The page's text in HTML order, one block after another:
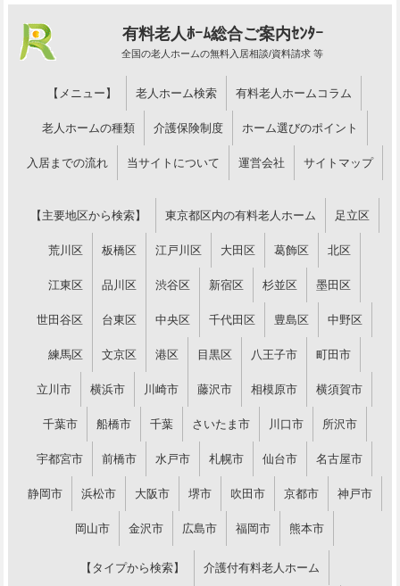
有料老人ﾎｰﾑ総合ご案内ｾﾝﾀｰ
全国の老人ホームの無料入居相談/資料請求 等
【メニュー】 老人ホーム検索 有料老人ホームコラム
老人ホームの種類 介護保険制度 ホーム選びのポイント
入居までの流れ 当サイトについて 運営会社 サイトマップ
【主要地区から検索】 東京都区内の有料老人ホーム 足立区
荒川区 板橋区 江戸川区 大田区 葛飾区 北区
江東区 品川区 渋谷区 新宿区 杉並区 墨田区
世田谷区 台東区 中央区 千代田区 豊島区 中野区
練馬区 文京区 港区 目黒区 八王子市 町田市
立川市 横浜市 川崎市 藤沢市 相模原市 横須賀市
千葉市 船橋市 千葉 さいたま市 川口市 所沢市
宇都宮市 前橋市 水戸市 札幌市 仙台市 名古屋市
静岡市 浜松市 大阪市 堺市 吹田市 京都市 神戸市
岡山市 金沢市 広島市 福岡市 熊本市
【タイプから検索】 介護付有料老人ホーム